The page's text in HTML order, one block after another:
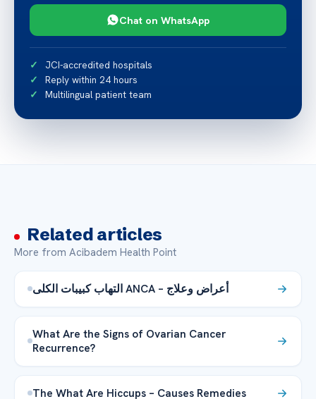
Chat on WhatsApp
JCI-accredited hospitals
Reply within 24 hours
Multilingual patient team
Related articles
More from Acibadem Health Point
التهاب كبيبات الكلى ANCA – أعراض وعلاج
What Are the Signs of Ovarian Cancer
Recurrence?
The What Are Hiccups – Causes Remedies